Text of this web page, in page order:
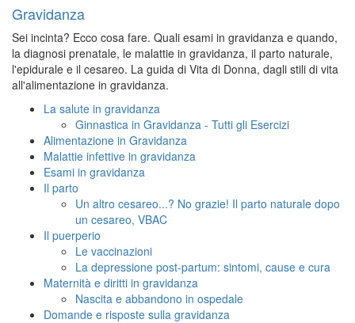
Gravidanza
Sei incinta? Ecco cosa fare. Quali esami in gravidanza e quando,
la diagnosi prenatale, le malattie in gravidanza, il parto naturale,
l'epidurale e il cesareo. La guida di Vita di Donna, dagli stili di vita
all'alimentazione in gravidanza.
La salute in gravidanza
Ginnastica in Gravidanza - Tutti gli Esercizi
Alimentazione in Gravidanza
Malattie infettive in gravidanza
Esami in gravidanza
Il parto
Un altro cesareo...? No grazie! Il parto naturale dopo
un cesareo, VBAC
Il puerperio
Le vaccinazioni
La depressione post-partum: sintomi, cause e cura
Maternità e diritti in gravidanza
Nascita e abbandono in ospedale
Domande e risposte sulla gravidanza